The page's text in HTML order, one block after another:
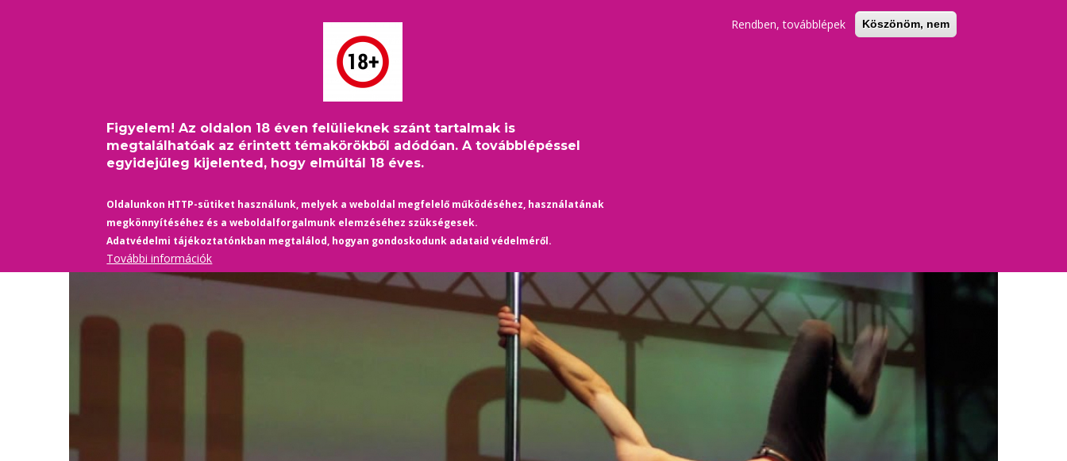
Figyelem! Az oldalon 18 éven felülieknek szánt tartalmak is
megtalálhatóak az érintett témakörökből adódóan. A továbblépéssel
egyidejűleg kijelented, hogy elmúltál 18 éves.
Oldalunkon HTTP-sütiket használunk, melyek a weboldal megfelelő működéséhez, használatának
megkönnyítéséhez és a weboldalforgalmunk elemzéséhez szükségesek.
Adatvédelmi tájékoztatónkban megtalálod, hogyan gondoskodunk adataid védelméről.
További információk
Rendben, továbblépek Köszönöm, nem
PINKFILMS HÍREK
Morzsa
/Egészség-Sport /Férfias sportok - nőies sportok 4. rész